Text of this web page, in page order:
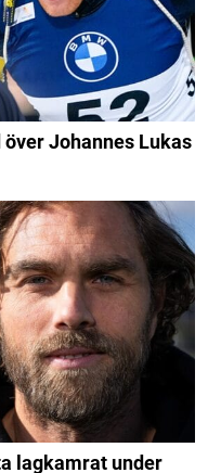
Johannes Lukas
lagkamrat under